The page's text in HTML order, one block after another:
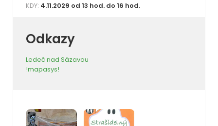
KDY: 4.11.2029 od 13 hod. do 16 hod.
Odkazy
Ledeč nad Sázavou
!mapasys!